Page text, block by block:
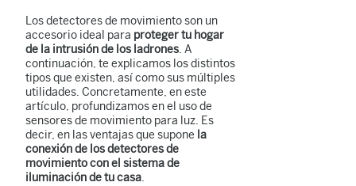
Los detectores de movimiento son un
accesorio ideal para proteger tu hogar
de la intrusión de los ladrones. A
continuación, te explicamos los distintos
tipos que existen, así como sus múltiples
utilidades. Concretamente, en este
artículo, profundizamos en el uso de
sensores de movimiento para luz. Es
decir, en las ventajas que supone la
conexión de los detectores de
movimiento con el sistema de
iluminación de tu casa.